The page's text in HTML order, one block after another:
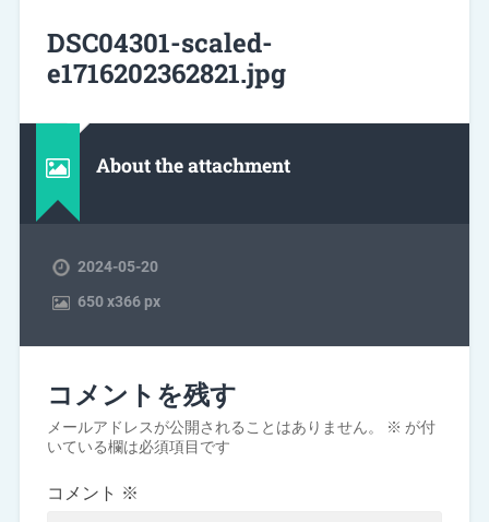
DSC04301-scaled-
e1716202362821.jpg
About the attachment
2024-05-20
650x366 px
コメントを残す
メールアドレスが公開されることはありません。 ※ が付
いている欄は必須項目です
コメント ※